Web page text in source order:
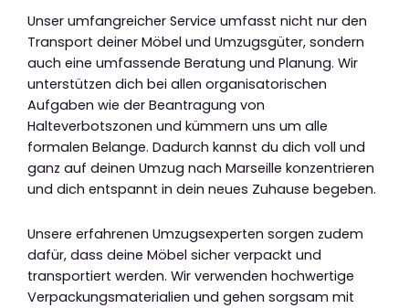
Unser umfangreicher Service umfasst nicht nur den
Transport deiner Möbel und Umzugsgüter, sondern
auch eine umfassende Beratung und Planung. Wir
unterstützen dich bei allen organisatorischen
Aufgaben wie der Beantragung von
Halteverbotszonen und kümmern uns um alle
formalen Belange. Dadurch kannst du dich voll und
ganz auf deinen Umzug nach Marseille konzentrieren
und dich entspannt in dein neues Zuhause begeben.
Unsere erfahrenen Umzugsexperten sorgen zudem
dafür, dass deine Möbel sicher verpackt und
transportiert werden. Wir verwenden hochwertige
Verpackungsmaterialien und gehen sorgsam mit